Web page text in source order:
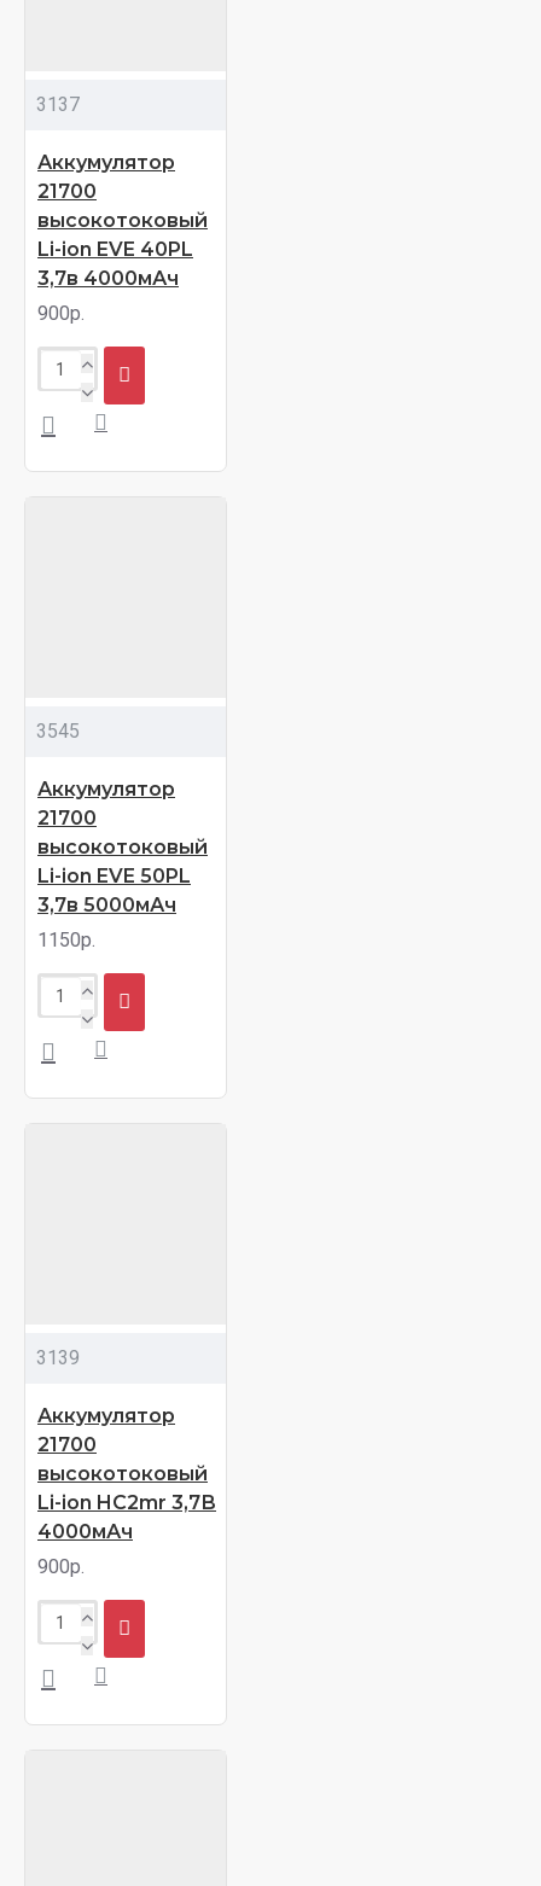
3137
Аккумулятор
21700
высокотоковый
Li-ion EVE 40PL
3,7в 4000мАч
900р.
3545
Аккумулятор
21700
высокотоковый
Li-ion EVE 50PL
3,7в 5000мАч
1150р.
3139
Аккумулятор
21700
высокотоковый
Li-ion HC2mr 3,7В
4000мАч
900р.